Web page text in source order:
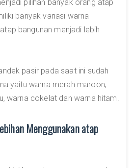
pilihan banyak orang atap
banyak variasi warna
bangunan menjadi lebih
pasir pada saat ini sudah
yaitu warna merah maroon,
warna cokelat dan warna hitam.
Menggunakan atap